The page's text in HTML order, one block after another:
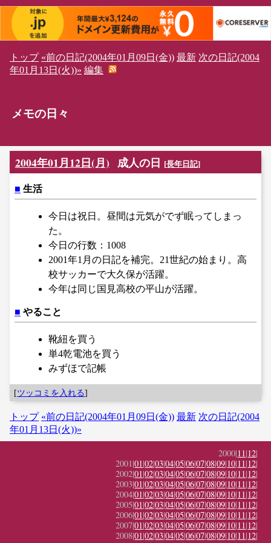
トップ «前の日記(2004年01月09日(金)) 最新 次の日記(2004
年01月13日(火))» 編集
メモの日々
2004年01月12日(月) 成人の日 [長年日記]
■ 生活
今日は祝日。昼間は元気がでず眠ってしまっ
た。
今日の行数：1008
2001年1月の日記を補完。21世紀の始まり。高
校サッカーで大久保が活躍。
今年は同じ国見高校の平山が活躍。
■ やること
靴紐を買う
単4乾電池を買う
みずほで記帳
[ツッコミを入れる]
トップ «前の日記(2004年01月09日(金)) 最新 次の日記(2004
年01月13日(火))»
2000|11|12|
2001|01|02|03|04|05|06|07|08|09|10|11|12|
2002|01|02|03|04|05|06|07|08|09|10|11|12|
2003|01|02|03|04|05|06|07|08|09|10|11|12|
2004|01|02|03|04|05|06|07|08|09|10|11|12|
2005|01|02|03|04|05|06|07|08|09|10|11|12|
2006|01|02|03|04|05|06|07|08|09|10|11|12|
2007|01|02|03|04|05|06|07|08|09|10|11|12|
2008|01|02|03|04|05|06|07|08|09|10|11|12|